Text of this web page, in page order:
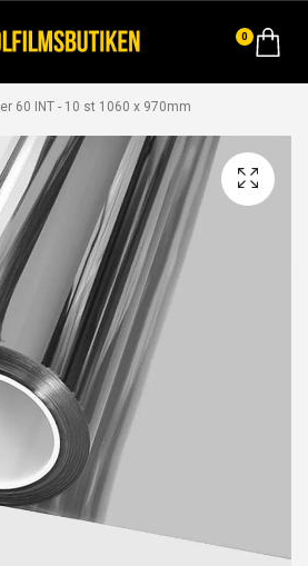
0
60 INT - 10 st 1060 x 970mm